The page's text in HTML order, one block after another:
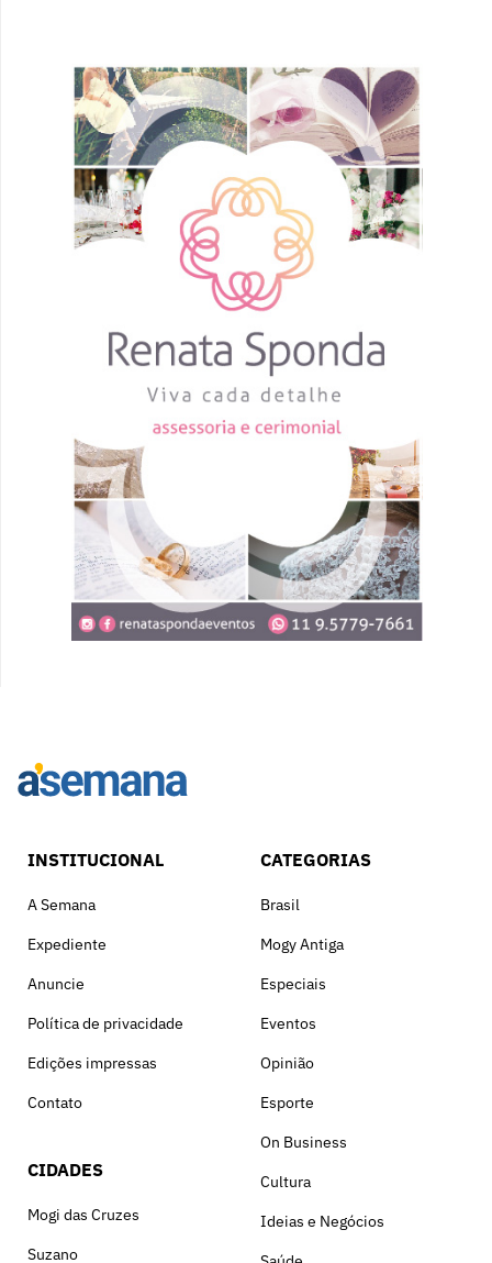
INSTITUCIONAL
A Semana
Expediente
Anuncie
Política de privacidade
Edições impressas
Contato
CIDADES
Mogi das Cruzes
Suzano
CATEGORIAS
Brasil
Mogy Antiga
Especiais
Eventos
Opinião
Esporte
On Business
Cultura
Ideias e Negócios